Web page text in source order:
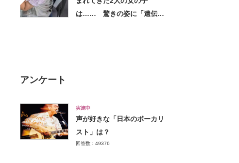
は…… 驚きの姿に「遺伝っ
アンケート
実施中
声が好きな「日本のボーカリ
スト」は？
回答数：49376